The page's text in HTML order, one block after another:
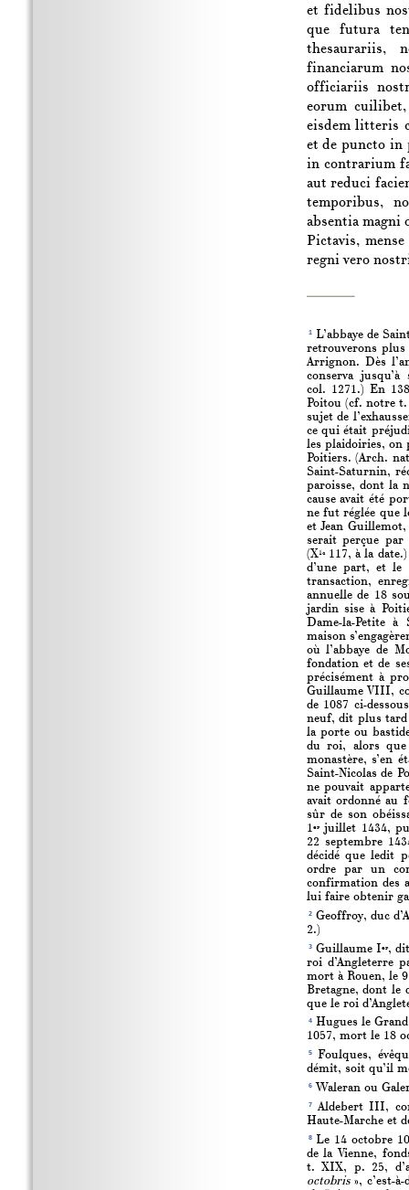
et fidelibus
que futura
thesaurariis,
financiarum
officiariis
eorum
eisdem litteris
et de puncto in
in contrarium
aut reduci
temporibus,
absentia magni
Pictavis,
regni vero
1L’abbaye de
retrouverons
Arrignon. Dès
conserva
col. 1271.) En
Poitou (cf. notre t.
sujet de
ce qui était
les plaidoiries, on
Poitiers. (Arch.
Saint-Saturnin,
paroisse, dont la
cause avait été
ne fut réglée que
et Jean
serait perçue
(X1c117, à la
d’une part, et le
transaction,
annuelle de 18
jardin sise à
Dame-la-Petite
maison
où l’abbaye de
fondation et de
précisément à
Guillaume VIII,
de 1087 ci-
neuf, dit plus tard
la porte ou
du roi, alors que
monastère, s’en
Saint-Nicolas de
ne pouvait
avait ordonné au
sûr de son
1erjuillet 1434,
22 septembre
décidé que ledit
ordre par un
confirmation des
lui faire obtenir
2Geoffroy, duc
2.)
3Guillaume Ier,
roi d’Angleterre
mort à Rouen, le
Bretagne, dont le
que le roi
4Hugues le
1057, mort le 18
5Foulques,
démît, soit qu’il
6Waleran ou
7Aldebert III,
Haute-Marche et
8Le 14 octobre
de la Vienne,
t. XIX, p. 25,
octobris», c’est-